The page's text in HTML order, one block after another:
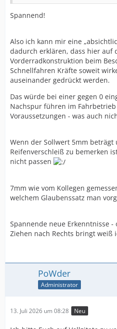
Spannend!
Also ich kann mir eine
dadurch erklären, dass hier auf
Vorderradkonstruktion beim
Schnellfahren Kräfte soweit
auseinander gedrückt werden.
Das würde bei einer gegen 0
Nachspur führen im
Voraussetzungen - was auch
Wenn der Sollwert 5mm
Reifenverschleiß zu bemerken
nicht passen
7mm wie vom Kollegen
welchem Glaubenssatz man
Spannende neue Erkenntnisse
Ziehen nach Rechts bringt weiß
PoWder
Administrator
13. Juli 2026 um 08:28 Neu